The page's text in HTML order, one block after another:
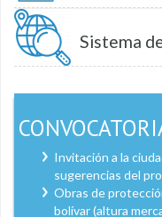
Sistema
Invitación a la
sugerencias del
Obras de
bolívar (altura